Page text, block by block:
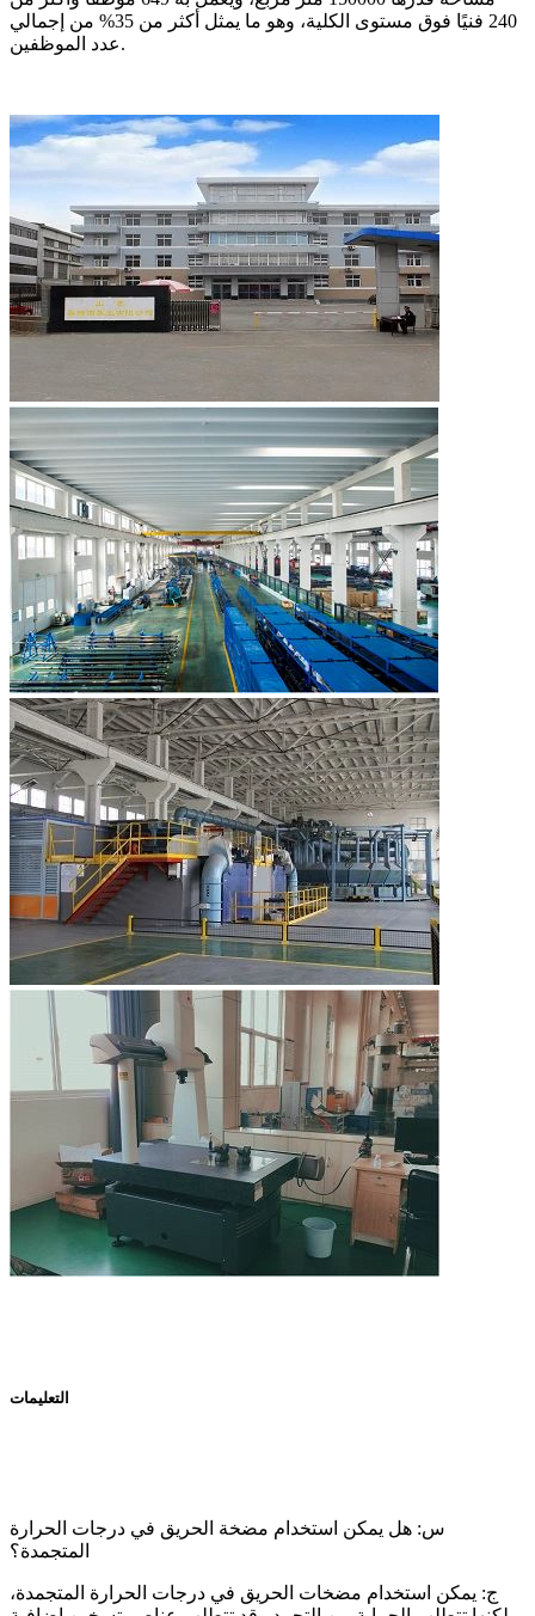
240 فنيًا فوق مستوى الكلية، وهو ما يمثل أكثر من 35% من إجمالي
عدد الموظفين.
التعليمات
س: هل يمكن استخدام مضخة الحريق في درجات الحرارة
المتجمدة؟
ج: يمكن استخدام مضخات الحريق في درجات الحرارة المتجمدة،